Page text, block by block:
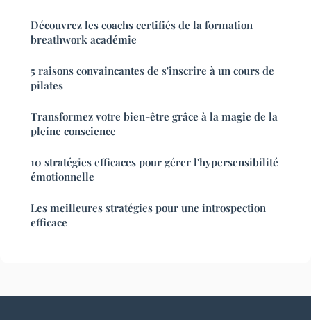
Découvrez les coachs certifiés de la formation
breathwork académie
5 raisons convaincantes de s'inscrire à un cours de
pilates
Transformez votre bien-être grâce à la magie de la
pleine conscience
10 stratégies efficaces pour gérer l'hypersensibilité
émotionnelle
Les meilleures stratégies pour une introspection
efficace